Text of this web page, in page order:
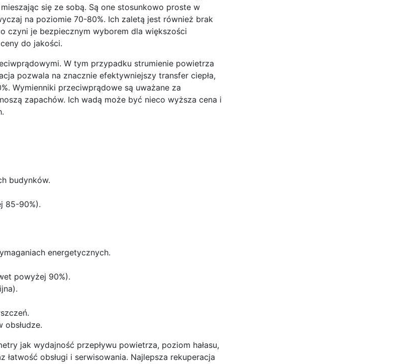
się ze sobą. Są one stosunkowo proste w
na poziomie 70-80%. Ich zaletą jest również brak
czyni je bezpiecznym wyborem dla większości
do jakości.
W tym przypadku strumienie powietrza
pozwala na znacznie efektywniejszy transfer ciepła,
Wymienniki przeciwprądowe są uważane za
zapachów. Ich wadą może być nieco wyższa cena i
budynków.
85-90%).
energetycznych.
powyżej 90%).
jak wydajność przepływu powietrza, poziom hałasu,
obsługi i serwisowania. Najlepsza rekuperacja